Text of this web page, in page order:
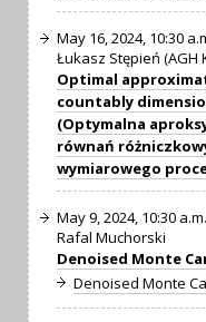
May 16, 2024, 10:30
Łukasz Stępień (AGH
Optimal
countably
(Optymalna
równań
wymiarowego
May 9, 2024, 10:30 a.m.
Rafal Muchorski
Denoised Monte
Denoised Monte